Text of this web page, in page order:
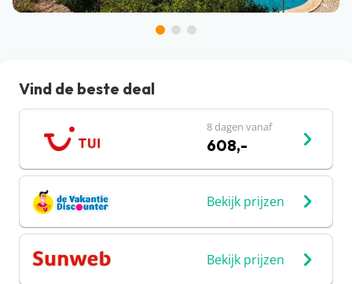
Vind de beste deal
8 dagen vanaf
608,-
Bekijk prijzen
Bekijk prijzen